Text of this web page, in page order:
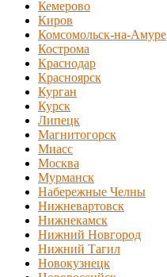
Кемерово
Киров
Комсомольск-на-Амуре
Кострома
Краснодар
Красноярск
Курган
Курск
Липецк
Магнитогорск
Миасс
Москва
Мурманск
Набережные Челны
Нижневартовск
Нижнекамск
Нижний Новгород
Нижний Тагил
Новокузнецк